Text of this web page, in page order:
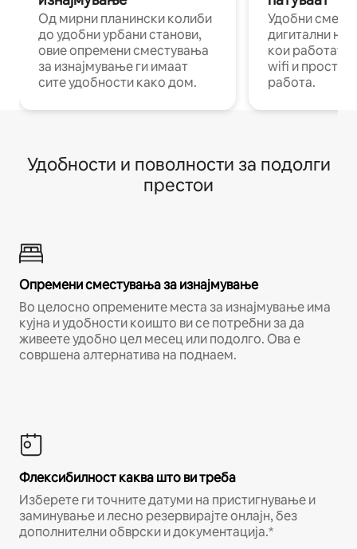
Од мирни планински колиби
до удобни урбани станови,
овие опремени сместувања
за изнајмување ги имаат
сите удобности како дом.
Удобни
дигитални
кои работат
wifi и
работа.
Удобности и поволности за подолги
престои
Опремени сместувања за изнајмување
Во целосно опремените места за изнајмување има
кујна и удобности коишто ви се потребни за да
живеете удобно цел месец или подолго. Ова е
совршена алтернатива на поднаем.
Флексибилност каква што ви треба
Изберете ги точните датуми на пристигнување и
заминување и лесно резервирајте онлајн, без
дополнителни обврски и документација.*